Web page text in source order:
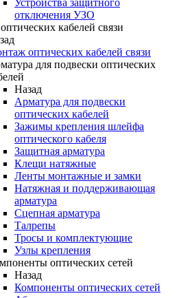
Устройства защитного
отключения УЗО
кабелей связи
оптических кабелей связи
для подвески оптических
Назад
Арматура для подвески
оптических кабелей
Зажимы крепления шлейфа
оптического кабеля
Защитная арматура
Клещи натяжные
Ленты монтажные и замки
Натяжная и поддерживающая
арматура
Сцепная арматура
Талрепы
Тросы и комплектующие
Узлы крепления
оптических сетей
Назад
Компоненты оптических сетей